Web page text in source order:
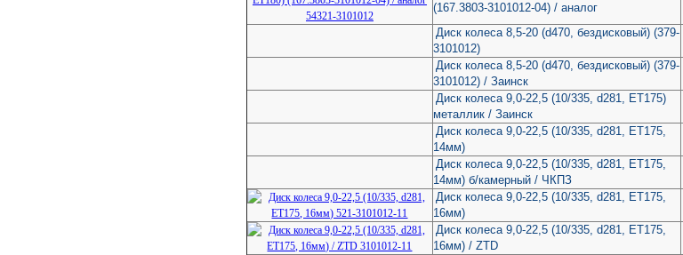
(167.3803-3101012-04) / аналог
Диск колеса 8,5-20 (d470, бездисковый) (379-
3101012)
Диск колеса 8,5-20 (d470, бездисковый) (379-
3101012) / Заинск
Диск колеса 9,0-22,5 (10/335, d281, ET175)
металлик / Заинск
Диск колеса 9,0-22,5 (10/335, d281, ET175,
14мм)
Диск колеса 9,0-22,5 (10/335, d281, ET175,
14мм) б/камерный / ЧКПЗ
Диск колеса 9,0-22,5 (10/335, d281, ET175,
16мм)
Диск колеса 9,0-22,5 (10/335, d281, ET175,
16мм) / ZTD